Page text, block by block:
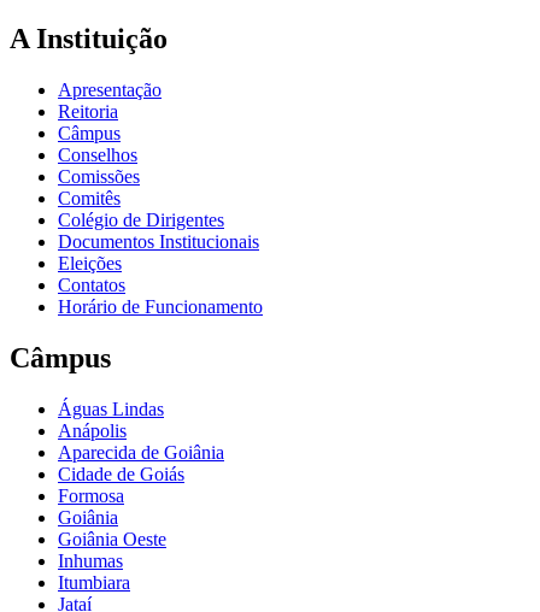
A Instituição
Apresentação
Reitoria
Câmpus
Conselhos
Comissões
Comitês
Colégio de Dirigentes
Documentos Institucionais
Eleições
Contatos
Horário de Funcionamento
Câmpus
Águas Lindas
Anápolis
Aparecida de Goiânia
Cidade de Goiás
Formosa
Goiânia
Goiânia Oeste
Inhumas
Itumbiara
Jataí